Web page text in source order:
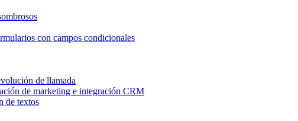
con campos condicionales
de llamada
de marketing e integración CRM
de textos